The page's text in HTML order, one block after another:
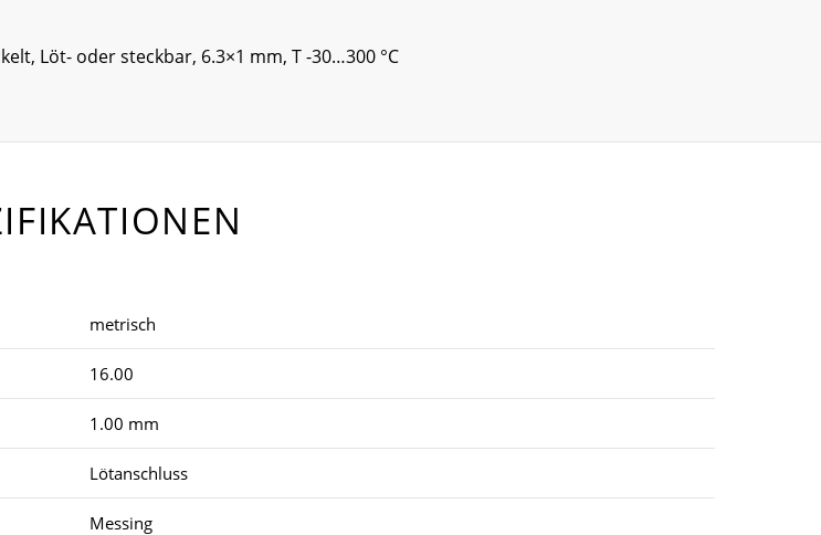
Löt- oder steckbar, 6.3×1 mm, T -30…300 °C
metrisch
16.00
1.00 mm
Lötanschluss
Messing